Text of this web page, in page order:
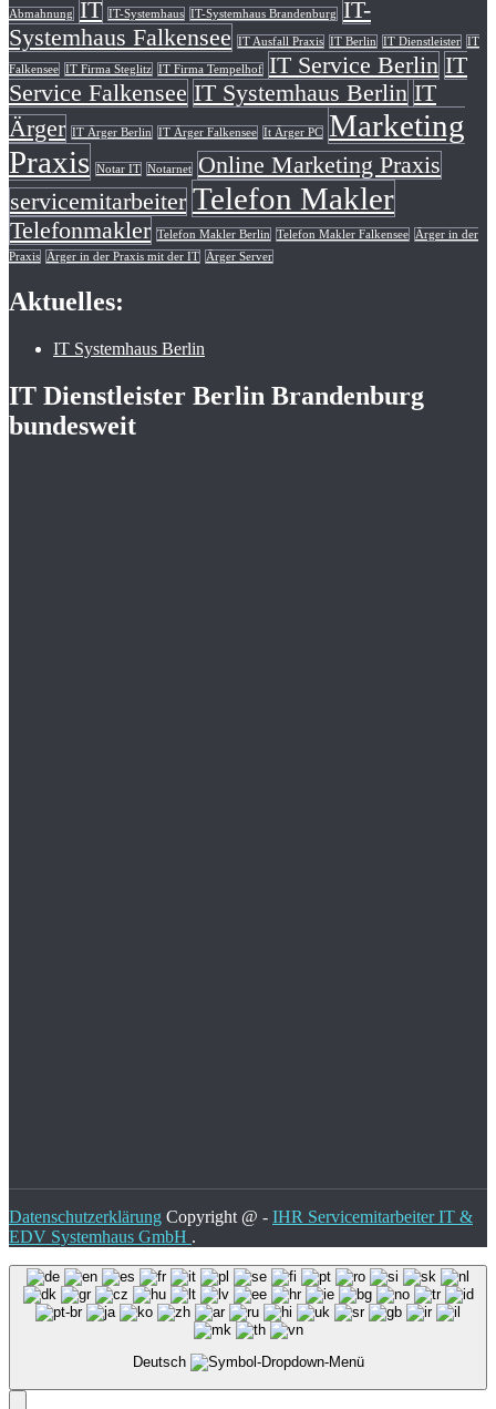
Abmahnung IT IT-Systemhaus IT-Systemhaus Brandenburg
IT-
Systemhaus Falkensee
IT Ausfall Praxis IT Berlin IT Dienstleister IT
Falkensee IT Firma Steglitz IT Firma Tempelhof IT Service Berlin IT
Service Falkensee IT Systemhaus Berlin IT
Ärger IT Ärger Berlin IT Ärger Falkensee It Ärger PC Marketing
Praxis Notar IT Notarnet
Online Marketing Praxis
servicemitarbeiter Telefon Makler
Telefonmakler Telefon Makler Berlin Telefon Makler Falkensee Ärger in der
Praxis Ärger in der Praxis mit der IT Ärger Server
Aktuelles:
IT Systemhaus Berlin
IT Dienstleister Berlin Brandenburg
bundesweit
Datenschutzerklärung Copyright @ - IHR Servicemitarbeiter IT &
EDV Systemhaus GmbH .
Deutsch